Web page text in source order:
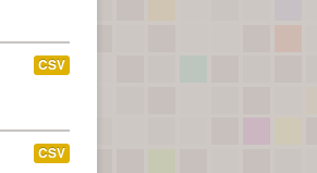
CSV
CSV